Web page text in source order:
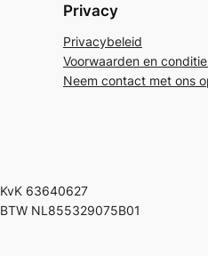
Privacy
Privacybeleid
Voorwaarden en
Neem contact met ons
KvK 63640627
BTW NL855329075B01